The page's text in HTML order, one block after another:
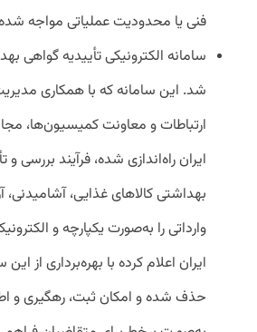
فنی یا محدودیت عملیاتی مواجه
سامانه الکترونیکی تأییدیه گواهی
شد. این سامانه که با همکاری
ارتباطات و معاونت کمیسیون‌ها،
ایران راه‌اندازی شده، فرآیند بررسی
بهداشتی کالاهای غذایی،
وارداتی را به‌صورت یکپارچه و
ایران اعلام کرده با بهره‌برداری از
حذف شده و امکان ثبت، رهگیری و